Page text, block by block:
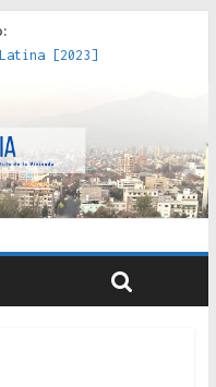
[2023]
[2022]
[2020]
adecuada [2019]
Seguro Obrero en
[2014]